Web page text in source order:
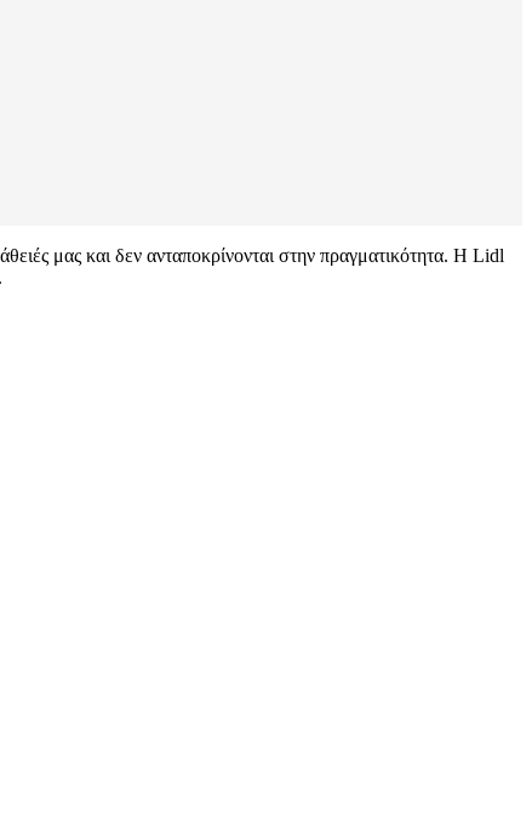
μας και δεν ανταποκρίνονται στην πραγματικότητα. Η Lidl